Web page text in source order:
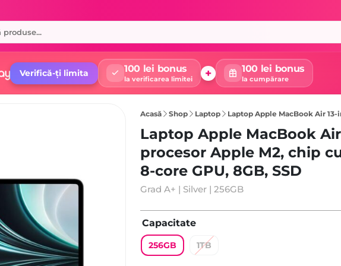
Verifică-ți limita 100 lei bonus
la verificarea limitei + 100 lei bonus
la cumpărare
Acasă Shop Laptop Laptop Apple MacBook Air 13-inch, cu procesor Apple
Laptop Apple MacBook
procesor Apple M2, chip
8-core GPU, 8GB, SSD
Grad A+ | Silver | 256GB
Capacitate
256GB 1TB